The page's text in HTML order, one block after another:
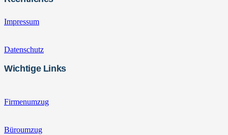
Impressum
Datenschutz
Wichtige Links
Firmenumzug
Büroumzug